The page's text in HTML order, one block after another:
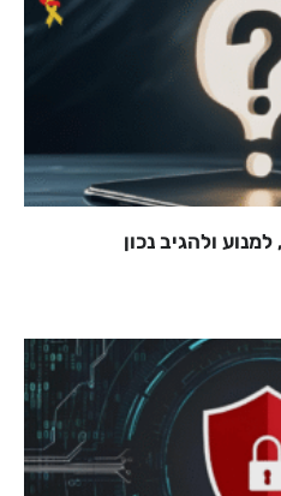
ולהגיב נכון